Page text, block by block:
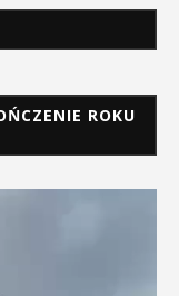
ROKU